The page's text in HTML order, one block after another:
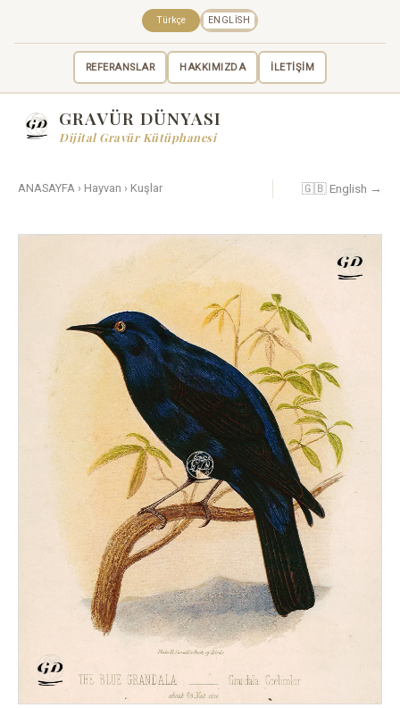
REFERANSLAR HAKKIMIZDA İLETİŞİM
Türkçe ENGLISH
GRAVÜR DÜNYASI
Dijital Gravür Kütüphanesi
ANASAYFA › Hayvan › Kuşlar 🇬🇧 English →